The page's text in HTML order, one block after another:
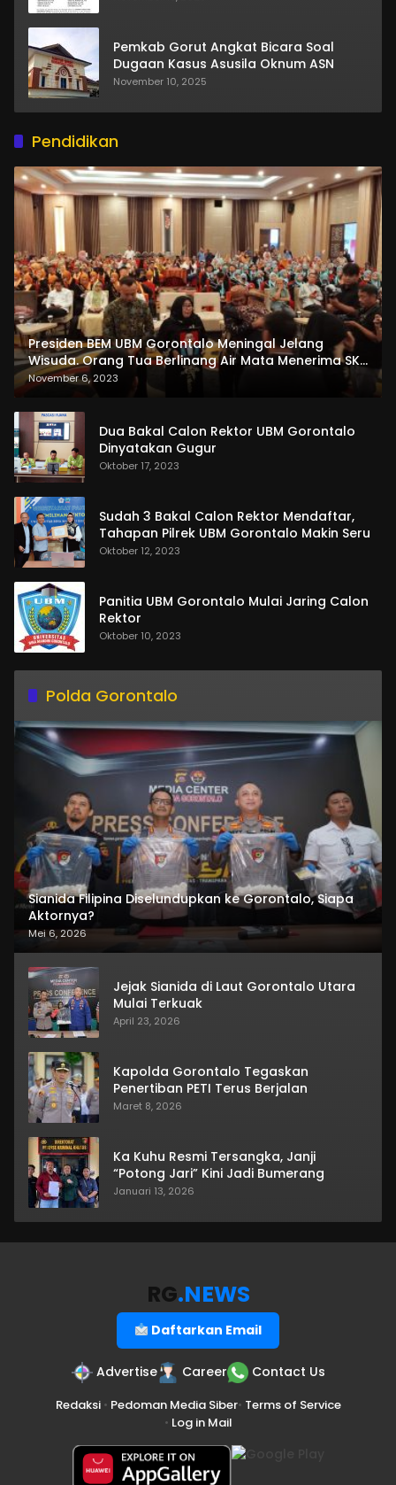
Pemkab Gorut Angkat Bicara Soal
Dugaan Kasus Asusila Oknum ASN
November 10, 2025
Pendidikan
Presiden BEM UBM Gorontalo Meningal Jelang
Wisuda. Orang Tua Berlinang Air Mata Menerima SKL
dan Pemasangan Salempang
November 6, 2023
Dua Bakal Calon Rektor UBM Gorontalo
Dinyatakan Gugur
Oktober 17, 2023
Sudah 3 Bakal Calon Rektor Mendaftar,
Tahapan Pilrek UBM Gorontalo Makin Seru
Oktober 12, 2023
Panitia UBM Gorontalo Mulai Jaring Calon
Rektor
Oktober 10, 2023
Polda Gorontalo
Sianida Filipina Diselundupkan ke Gorontalo, Siapa
Aktornya?
Mei 6, 2026
Jejak Sianida di Laut Gorontalo Utara
Mulai Terkuak
April 23, 2026
Kapolda Gorontalo Tegaskan
Penertiban PETI Terus Berjalan
Maret 8, 2026
Ka Kuhu Resmi Tersangka, Janji
“Potong Jari” Kini Jadi Bumerang
Januari 13, 2026
RG.NEWS
Daftarkan Email
Advertise Career Contact Us
Redaksi• Pedoman Media Siber• Terms of Service
• Log in Mail